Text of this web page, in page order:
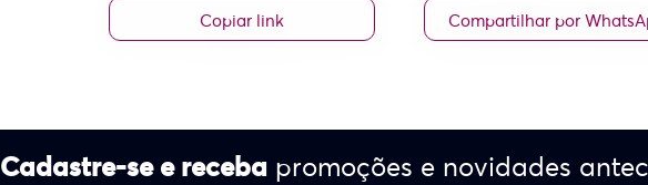
Copiar link Compartilhar por
Cadastre-se e receba promoções e novidades